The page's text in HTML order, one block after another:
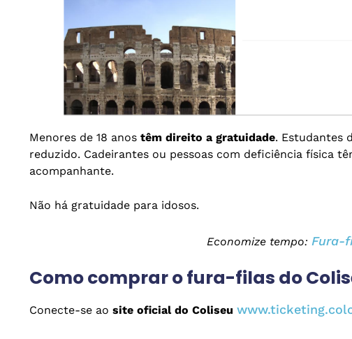
Menores de 18 anos têm direito a gratuidade. Estudantes
reduzido. Cadeirantes ou pessoas com deficiência física
acompanhante.
Não há gratuidade para idosos.
Economize tempo: Fura-
Como comprar o fura-filas do
Conecte-se ao site oficial do Coliseu